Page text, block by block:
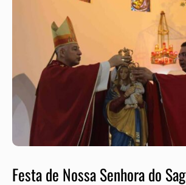
Festa de Nossa Senhora do